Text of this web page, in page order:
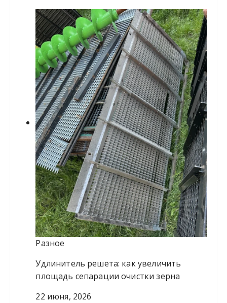
Разное
Удлинитель решета: как увеличить
площадь сепарации очистки зерна
22 июня, 2026